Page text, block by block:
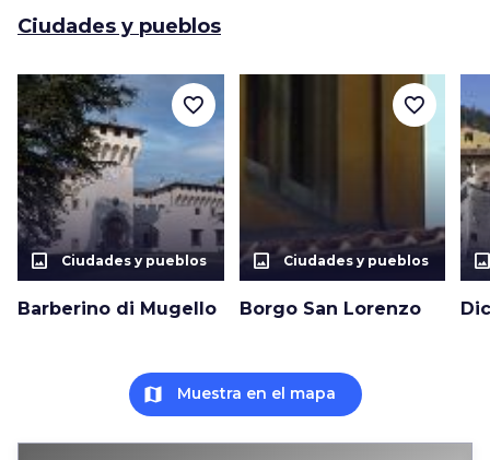
Ciudades y pueblos
photo_size_select_actual Ciudades y pueblos
Barberino di Mugello
favorite_border
photo_size_select_actual Ciudades y pueblos
Borgo San Lorenzo
favorite_border
map Muestra en el mapa